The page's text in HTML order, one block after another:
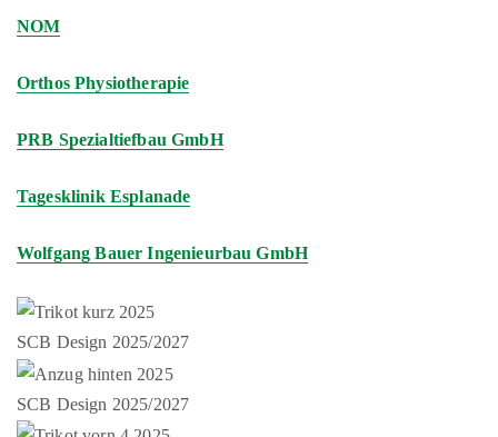
NOM
Orthos Physiotherapie
PRB Spezialtiefbau GmbH
Tagesklinik Esplanade
Wolfgang Bauer Ingenieurbau GmbH
SCB Design 2025/2027
SCB Design 2025/2027